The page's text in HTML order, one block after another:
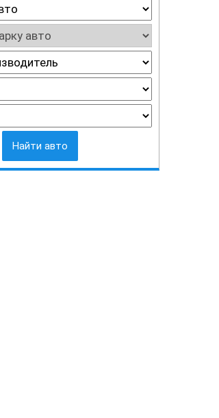
Найти авто